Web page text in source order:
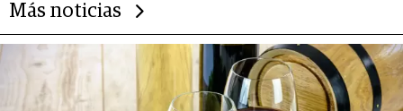
Más noticias